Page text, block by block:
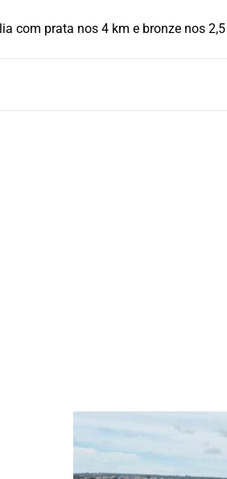
com prata nos 4 km e bronze nos